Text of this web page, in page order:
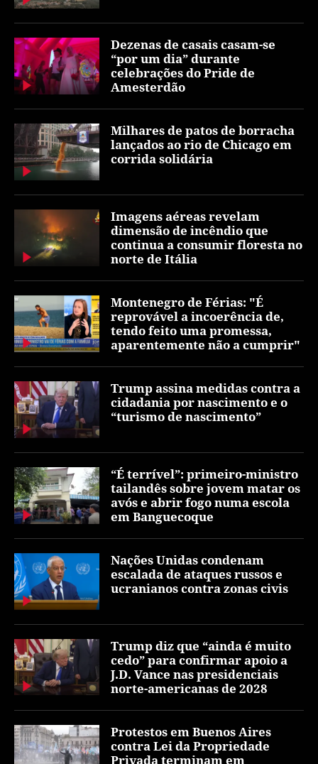
Dezenas de casais casam-se
“por um dia” durante
celebrações do Pride de
Amesterdão
Milhares de patos de borracha
lançados ao rio de Chicago em
corrida solidária
Imagens aéreas revelam
dimensão de incêndio que
continua a consumir floresta no
norte de Itália
Montenegro de Férias: "É
reprovável a incoerência de,
tendo feito uma promessa,
aparentemente não a cumprir"
Trump assina medidas contra a
cidadania por nascimento e o
“turismo de nascimento”
“É terrível”: primeiro-ministro
tailandês sobre jovem matar os
avós e abrir fogo numa escola
em Banguecoque
Nações Unidas condenam
escalada de ataques russos e
ucranianos contra zonas civis
Trump diz que “ainda é muito
cedo” para confirmar apoio a
J.D. Vance nas presidenciais
norte-americanas de 2028
Protestos em Buenos Aires
contra Lei da Propriedade
Privada terminam em